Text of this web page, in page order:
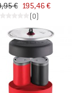
€ 195,46 €
(0)